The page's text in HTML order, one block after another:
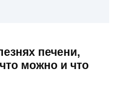
печени,
можно и что